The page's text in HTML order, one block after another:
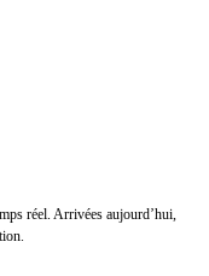
réel. Arrivées aujourd’hui,